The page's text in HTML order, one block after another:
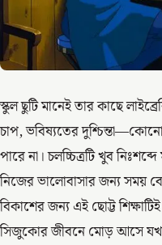
স্কুল ছুটি মানেই তার কাছে
চাপ, ভবিষ্যতের
পারে না। চলচ্চিত্রটি খুব
নিজের ভালোবাসার জন্য সময়
বিকাশের জন্য এই ছোট্ট
সিজুকোর জীবনে মোড় আসে যখন